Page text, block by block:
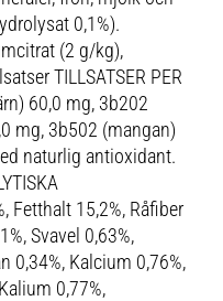
0,1%).
(2 g/kg),
TILLSATSER PER
60,0 mg, 3b202
mg, 3b502 (mangan)
naturlig antioxidant.
Fetthalt 15,2%, Råfiber
Svavel 0,63%,
0,34%, Kalcium 0,76%,
0,77%,